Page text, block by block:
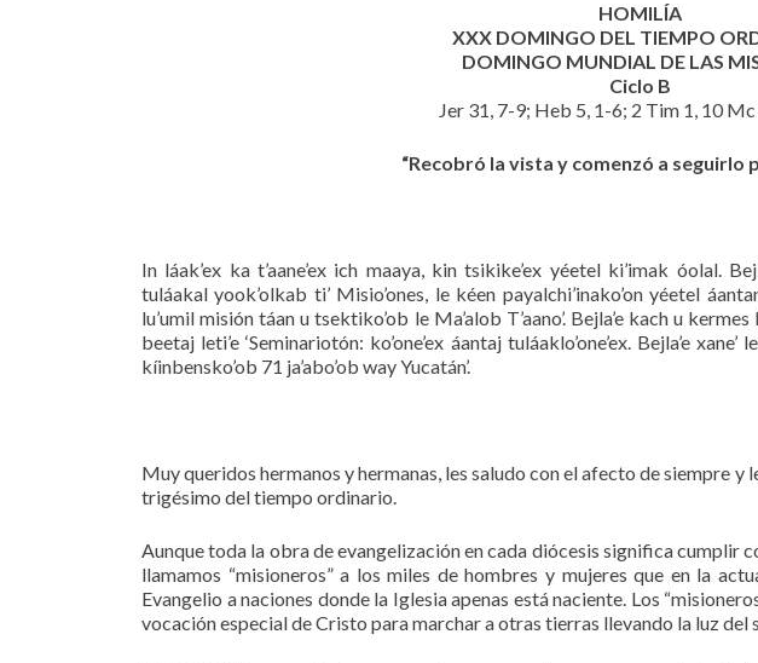
HOMILÍA
XXX DOMINGO DEL TIEMPO
DOMINGO MUNDIAL DE LAS
Ciclo B
Jer 31, 7-9; Heb 5, 1-6; 2 Tim 1, 10
“Recobró la vista y comenzó a seguirlo
In láak’ex ka t’aane’ex ich maaya, kin tsikike’ex yéetel ki’imak óolal.
tuláakal yook’olkab ti’ Misio’ones, le kéen payalchi’inako’on yéetel
lu’umil misión táan u tsektiko’ob le Ma’alob T’aano’. Bejla’e kach u
beetaj leti’e ‘Seminariotón: ko’one’ex áantaj tuláaklo’one’ex. Bejla’e
kíinbensko’ob 71 ja’abo’ob way Yucatán’.
Muy queridos hermanos y hermanas, les saludo con el afecto de siempre y
trigésimo del tiempo ordinario.
Aunque toda la obra de evangelización en cada diócesis significa cumplir
llamamos “misioneros” a los miles de hombres y mujeres que en la
Evangelio a naciones donde la Iglesia apenas está naciente. Los
vocación especial de Cristo para marchar a otras tierras llevando la luz del